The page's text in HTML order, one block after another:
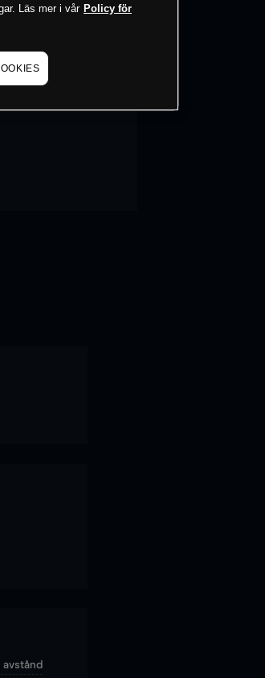
avstånd
Läs mer i vår Policy för